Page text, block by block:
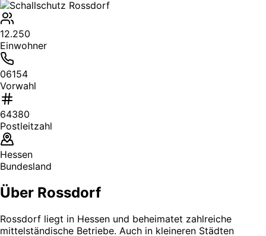
12.250
Einwohner
06154
Vorwahl
64380
Postleitzahl
Hessen
Bundesland
Über Rossdorf
Rossdorf liegt in Hessen und beheimatet zahlreiche
mittelständische Betriebe. Auch in kleineren Städten